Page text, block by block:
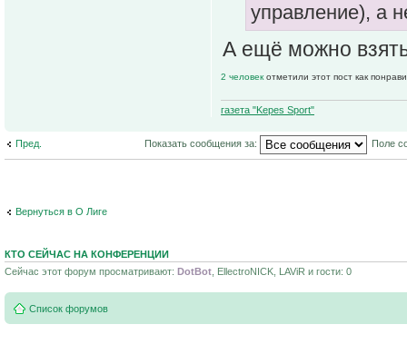
управление), а
А ещё можно
2 человек отметили этот пост как
газета "Kepes Sport"
Пред. Показать сообщения за: Поле
Вернуться в О Лиге
КТО СЕЙЧАС НА КОНФЕРЕНЦИИ
Сейчас этот форум просматривают: DotBot , EllectroNICK, LAViR и гости: 0
Список форумов